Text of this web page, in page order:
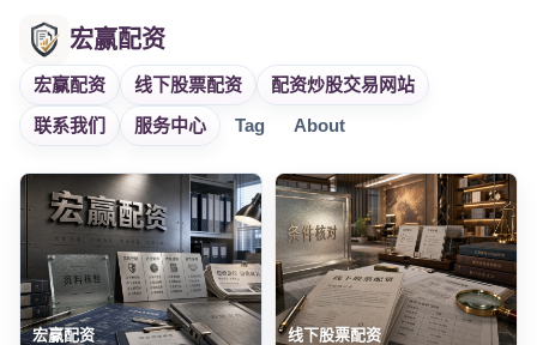
宏赢配资
宏赢配资 线下股票配资
配资炒股交易网站
联系我们
服务中心 Tag About
宏赢配资 线下股票配资